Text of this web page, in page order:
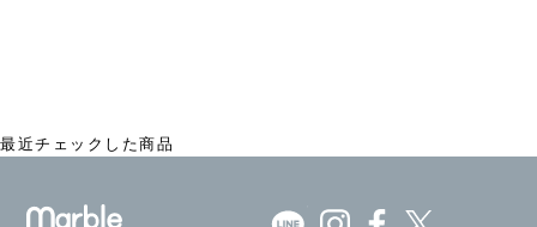
最近チェックした商品